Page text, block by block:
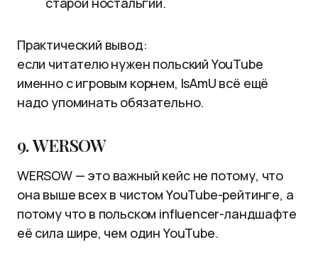
Практический вывод:
если читателю нужен польский YouTube
именно с игровым корнем, IsAmU всё ещё
надо упоминать обязательно.
9. WERSOW
WERSOW — это важный кейс не потому, что
она выше всех в чистом YouTube-рейтинге, а
потому что в польском influencer-ландшафте
её сила шире, чем один YouTube.